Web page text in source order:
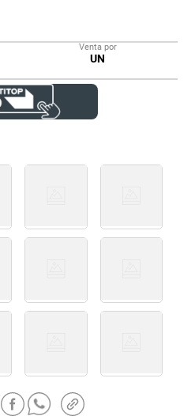
Venta por
UN